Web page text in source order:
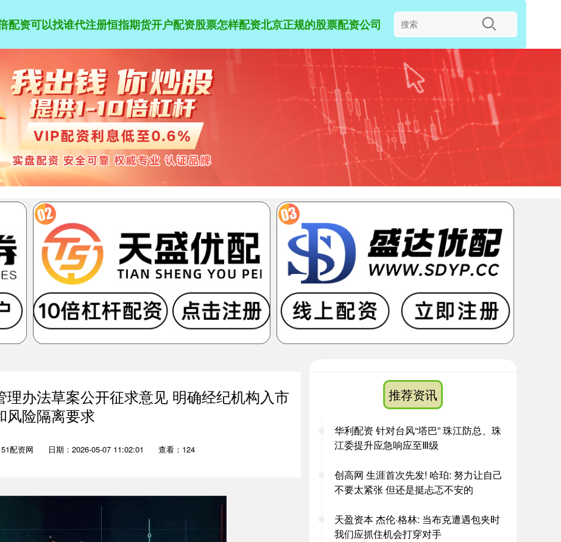
配资可以找谁代注册恒指期货开户配资股票怎样配资北京正规的股票配资公司
办法草案公开征求意见 明确经纪机构入市
风险隔离要求
配资网 日期：2026-05-07 11:02:01 查看：124
推荐资讯
华利配资 针对台风“塔巴” 珠江防总、珠
江委提升应急响应至Ⅲ级
创高网 生涯首次先发! 哈珀: 努力让自己
不要太紧张 但还是挺忐忑不安的
天盈资本 杰伦·格林: 当布克遭遇包夹时
我们应抓住机会打穿对手